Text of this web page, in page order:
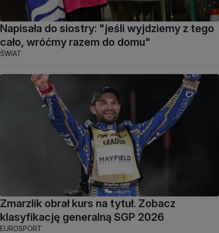
Napisała do siostry: "jeśli wyjdziemy z tego
cało, wróćmy razem do domu"
ŚWIAT
Zmarzlik obrał kurs na tytuł. Zobacz
klasyfikację generalną SGP 2026
EUROSPORT